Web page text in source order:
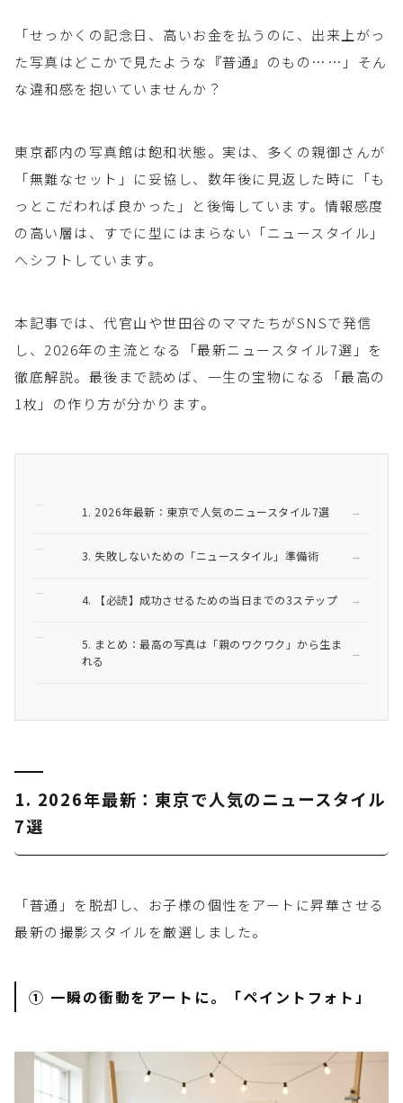
「せっかくの記念日、高いお金を払うのに、出来上がっ
た写真はどこかで見たような『普通』のもの……」そん
な違和感を抱いていませんか？
東京都内の写真館は飽和状態。実は、多くの親御さんが
「無難なセット」に妥協し、数年後に見返した時に「も
っとこだわれば良かった」と後悔しています。情報感度
の高い層は、すでに型にはまらない「ニュースタイル」
へシフトしています。
本記事では、代官山や世田谷のママたちがSNSで発信
し、2026年の主流となる「最新ニュースタイル7選」を
徹底解説。最後まで読めば、一生の宝物になる「最高の
1枚」の作り方が分かります。
1. 2026年最新：東京で人気のニュースタイル7選
3. 失敗しないための「ニュースタイル」準備術
4. 【必読】成功させるための当日までの3ステップ
5. まとめ：最高の写真は「親のワクワク」から生ま
れる
1. 2026年最新：東京で人気のニュースタイル
7選
「普通」を脱却し、お子様の個性をアートに昇華させる
最新の撮影スタイルを厳選しました。
① 一瞬の衝動をアートに。「ペイントフォト」